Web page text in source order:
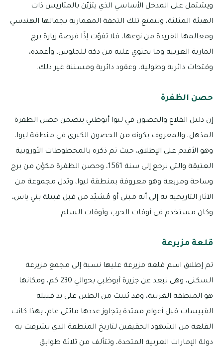
ويشتمل على المدخل الأساسي الذي يتزيّن بالمتاريس ذات
الهيئة المثلثة، وتتمتع تلك التحفة المعمارية بجمالها الهندسي
ومعالمها الفريدة من نوعها، فلا تفوّت إذًا فرصة زيارة برج
المارية الغربية وما يحتوي عليه من دكة للجلوس، وأعمدة،
وفتحات دائرية وطولية، وعقود دائرية ومسننة غير ذلك.
حصن الظفرة
إن دليل القلاع والحصون في ليوا أبوظبي يتضمن حصن الظفرة
المذهل، والمعروف بكونه من الحصون الكبرى في منطقة ليوا،
وهو الأقدم على الإطلاق، حيث تم ذكره بالمخطوطات الأوروبية
العتيقة والتي ترجع إلى سنة 1561، وحصن الظفرة مكوّن من برج
وساحة ومربعة وهو معروفة بمنطقة ليوا، وتدل مجموعة من
الآثار التاريخية به إلى أنه مبنى أو مُشيّد من قبل قبيلة بني ياس،
وكان مستخدم في أوقات الحرب وأوقات السلم.
قلعة مزيرعة
تم إطلاق اسم قلعة مزيرعة عليها نسبة إلى مجمع مزيرعة
السكني، وهي تبعد عن جزيرة أبوظبي بحوالي 230 كم، ومكانها
هو المنطقة الغربية، وقد بُنيت من الطبن على يد قبيلة
القبيسات قبل أعوام ممتدة يتجاوز عددها مائتي عام، بهذا كانت
القلعة من الشهود الحقيقين لتاريخ المنطقة الذي تشرفت به
دولة الإمارات العربية المتحدة، وتتألف من ثلاثة طوابق